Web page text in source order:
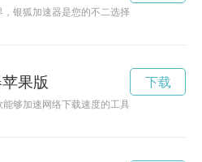
银狐加速器是您的不二选择。现在可在安
果版
够加速网络下载速度的工具软件，可以有
下载